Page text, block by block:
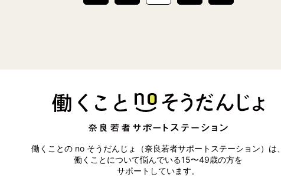
働くことの no そうだんじょ（奈良若者サポートステーション）は、
働くことについて悩んでいる15〜49歳の方を
サポートしています。